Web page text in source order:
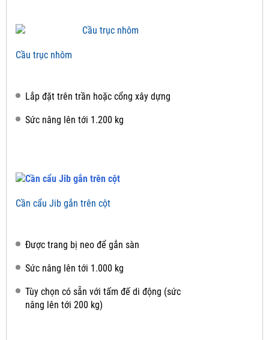
Cầu trục nhôm
Lắp đặt trên trần hoặc cổng xây dựng
Sức nâng lên tới 1.200 kg
Cần cẩu Jib gắn trên cột
Được trang bị neo để gắn sàn
Sức nâng lên tới 1.000 kg
Tùy chọn có sẵn với tấm đế di động (sức
nâng lên tới 200 kg)